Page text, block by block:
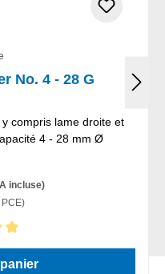
No. 4 - 28 G
compris lame droite et
capuchon de protection, capacité 4 - 28 mm Ø
incluse)